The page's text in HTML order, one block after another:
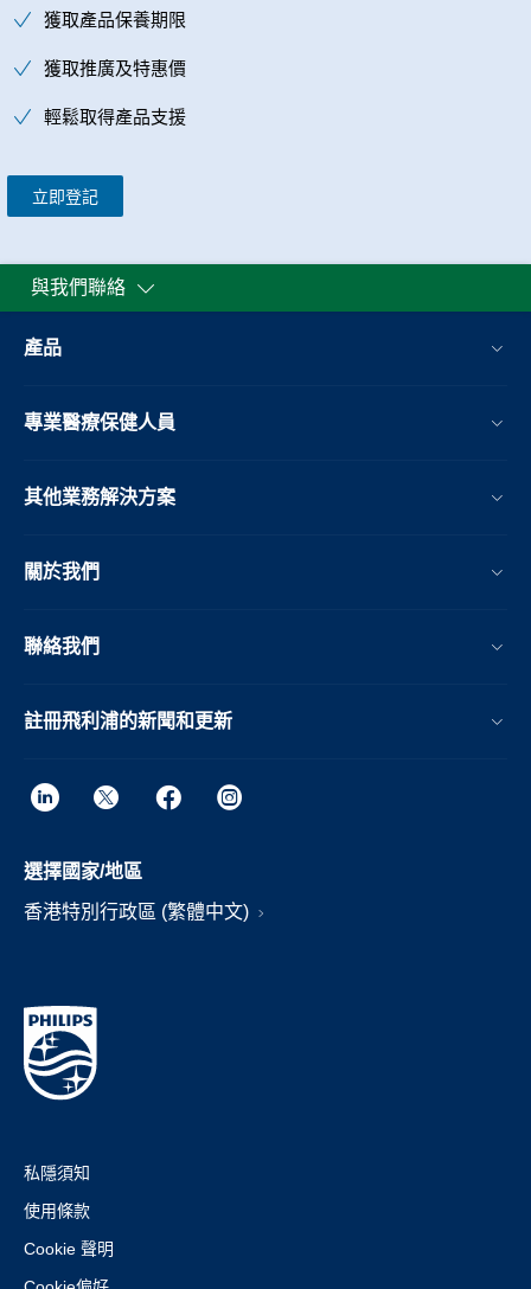
獲取產品保養期限
獲取推廣及特惠價
輕鬆取得產品支援
立即登記
與我們聯絡
產品
專業醫療保健人員
其他業務解決方案​
關於我們
聯絡我們
註冊飛利浦的新聞和更新
選擇國家/地區
香港特別行政區 (繁體中文)
私隱須知
使用條款
Cookie 聲明